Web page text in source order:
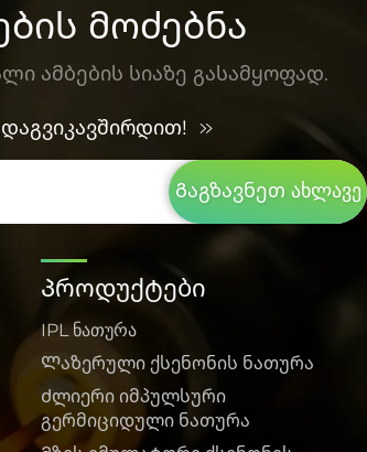
მოძებნა
ამბების სიაზე გასამყოფად.
Გაგზავნეთ ახლავე
Პროდუქტები
IPL ნათურა
Ლაზერული ქსენონის ნათურა
Ძლიერი იმპულსური
გერმიციდული ნათურა